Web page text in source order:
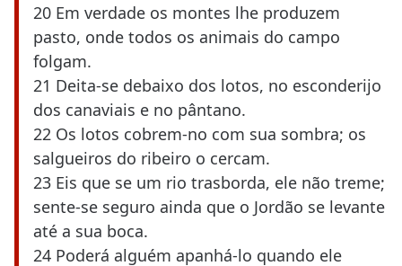
20 Em verdade os montes lhe produzem
pasto, onde todos os animais do campo
folgam.
21 Deita-se debaixo dos lotos, no esconderijo
dos canaviais e no pântano.
22 Os lotos cobrem-no com sua sombra; os
salgueiros do ribeiro o cercam.
23 Eis que se um rio trasborda, ele não treme;
sente-se seguro ainda que o Jordão se levante
até a sua boca.
24 Poderá alguém apanhá-lo quando ele